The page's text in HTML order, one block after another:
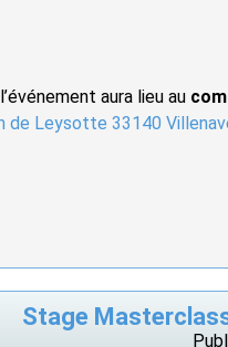
aura lieu au
de Leysotte 33140
Stage